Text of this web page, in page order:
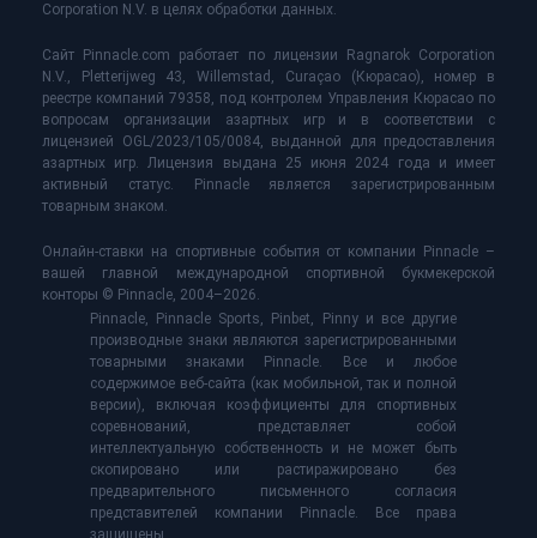
Corporation N.V. в целях обработки данных.
Сайт Pinnacle.com работает по лицензии Ragnarok Corporation
N.V., Pletterijweg 43, Willemstad, Curaçao (Кюрасао), номер в
реестре компаний 79358, под контролем Управления Кюрасао по
вопросам организации азартных игр и в соответствии с
лицензией OGL/2023/105/0084, выданной для предоставления
азартных игр. Лицензия выдана 25 июня 2024 года и имеет
активный статус. Pinnacle является зарегистрированным
товарным знаком.
Онлайн-ставки на спортивные события от компании Pinnacle –
вашей главной международной спортивной букмекерской
конторы © Pinnacle, 2004–2026.
Pinnacle, Pinnacle Sports, Pinbet, Pinny и все другие
производные знаки являются зарегистрированными
товарными знаками Pinnacle. Все и любое
содержимое веб-сайта (как мобильной, так и полной
версии), включая коэффициенты для спортивных
соревнований, представляет собой
интеллектуальную собственность и не может быть
скопировано или растиражировано без
предварительного письменного согласия
представителей компании Pinnacle. Все права
защищены.